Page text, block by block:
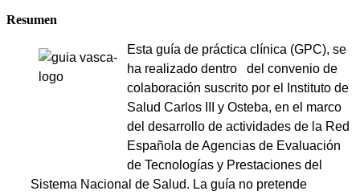
Resumen
Esta guía de práctica clínica (GPC), se
ha realizado dentro del convenio de
colaboración suscri­to por el Instituto de
Salud Carlos III y Osteba, en el marco
del desarrollo de actividades de la Red
Española de Agencias de Evaluación
de Tecnologías y Prestaciones del
Sistema Nacional de Salud. La guía no pretende